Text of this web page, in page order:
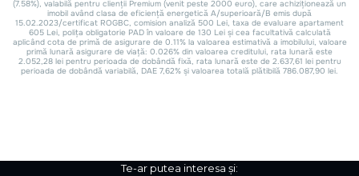
Te-ar putea interesa și: